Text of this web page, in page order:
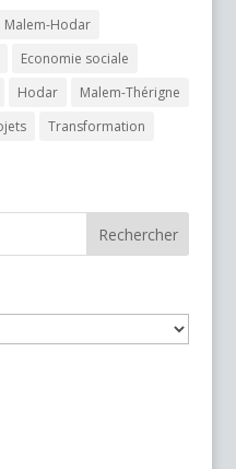
Malem-Hodar
Economie sociale
Hodar
Malem-Thérigne
Transformation